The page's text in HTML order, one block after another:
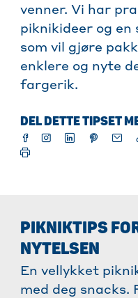
venner. Vi har
piknikideer og en
som vil gjøre
enklere og nyte
fargerik.
DEL DETTE TIPSET
PIKNIKTIPS
NYTELSEN
En vellykket
med deg